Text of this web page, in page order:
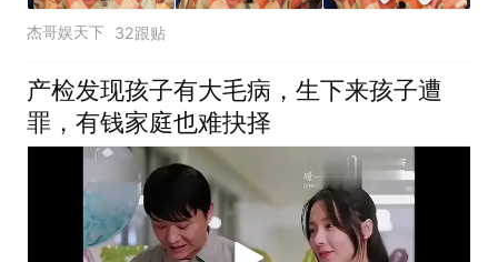
杰哥娱天下 32跟贴
产检发现孩子有大毛病，生下来孩子遭
罪，有钱家庭也难抉择